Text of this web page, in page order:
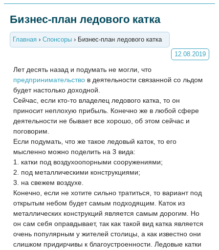
Бизнес-план ледового катка
Главная › Спонсоры › Бизнес-план ледового катка
12.08.2019
Лет десять назад и подумать не могли, что
предпринимательство в деятельности связанной со льдом
будет настолько доходной.
Сейчас, если кто-то владелец ледового катка, то он
приносит неплохую прибыль. Конечно же в любой сфере
деятельности не бывает все хорошо, об этом сейчас и
поговорим.
Если подумать, что же такое ледовый каток, то его
мысленно можно поделить на 3 вида:
1. катки под воздухоопорными сооружениями;
2. под металлическими конструкциями;
3. на свежем воздухе.
Конечно, если не хотите сильно тратиться, то вариант под
открытым небом будет самым подходящим. Каток из
металлических конструкций является самым дорогим. Но
он сам себя оправдывает, так как такой вид катка является
очень популярным у жителей столицы, а как известно они
слишком придирчивы к благоустроенности. Ледовые катки